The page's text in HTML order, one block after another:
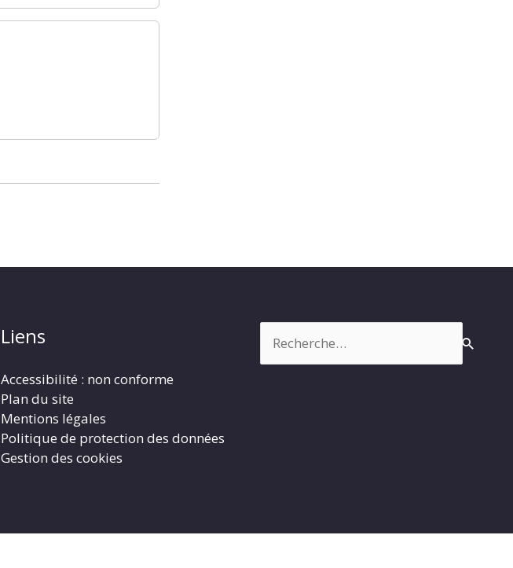
Liens
Accessibilité : non conforme
Plan du site
Mentions légales
Politique de protection des données
Gestion des cookies